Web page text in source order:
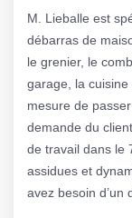
M. Lieballe est
débarras de
le grenier, le
garage, la
mesure de
demande du
de travail dans le
assidues et
avez besoin d’un